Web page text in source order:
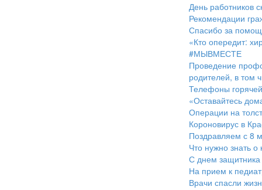
День работников
Рекомендации
Спасибо за
«Кто опередит:
#МЫВМЕСТЕ
Проведение
родителей, в том
Телефоны
«Оставайтесь
Операции на
Короновирус в
Поздравляем с 8
Что нужно знать о
С днем защитника
На прием к
Врачи спасли